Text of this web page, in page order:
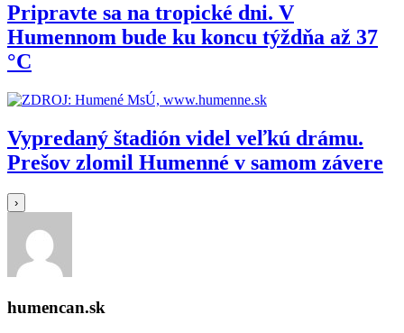
Pripravte sa na tropické dni. V
Humennom bude ku koncu týždňa až 37
°C
Vypredaný štadión videl veľkú drámu.
Prešov zlomil Humenné v samom závere
›
humencan.sk